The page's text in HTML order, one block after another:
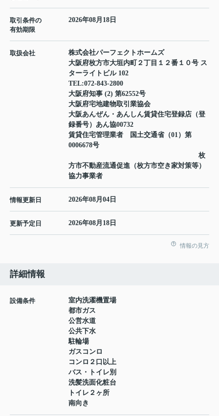
取引条件の
有効期限
2026年08月18日
取扱会社
株式会社パーフェクトホームズ
大阪府枚方市大垣内町２丁目１２番１０号 ス
ターライトビル 102
TEL:072-843-2800
大阪府知事 (2) 第62552号
大阪府宅地建物取引業協会
大阪あんぜん・あんしん賃貸住宅登録店（登
録番号）あん協00732
賃貸住宅管理業者 国土交通省（01）第
0006678号
枚
方市不動産流通促進（枚方市空き家対策等）
協力事業者
情報更新日 2026年08月04日
更新予定日 2026年08月18日
情報の見方
詳細情報
設備条件
室内洗濯機置場
都市ガス
公営水道
公共下水
駐輪場
ガスコンロ
コンロ２口以上
バス・トイレ別
洗髪洗面化粧台
トイレ２ヶ所
南向き